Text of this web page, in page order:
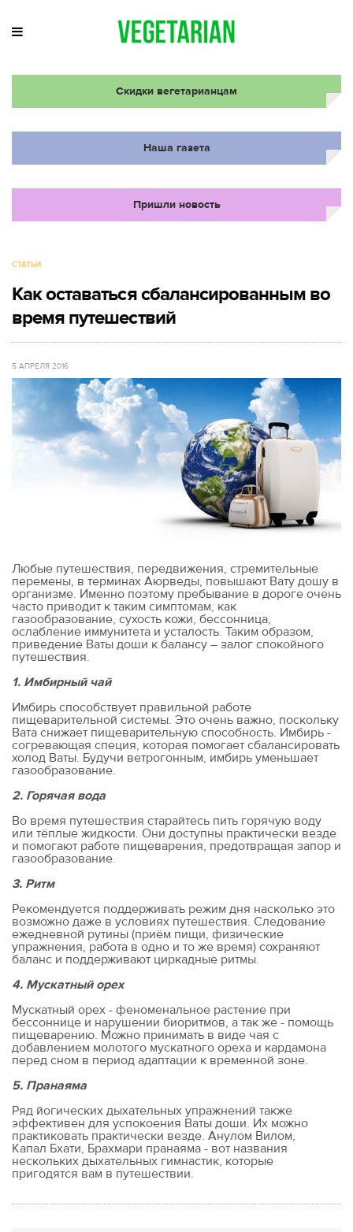
Скидки вегетарианцам
Наша газета
Пришли новость
СТАТЬИ
Как оставаться сбалансированным во
время путешествий
5 АПРЕЛЯ 2016
Любые путешествия, передвижения, стремительные
перемены, в терминах Аюрведы, повышают Вату дошу в
организме. Именно поэтому пребывание в дороге очень
часто приводит к таким симптомам, как
газообразование, сухость кожи, бессонница,
ослабление иммунитета и усталость. Таким образом,
приведение Ваты доши к балансу – залог спокойного
путешествия.
1. Имбирный чай
Имбирь способствует правильной работе
пищеварительной системы. Это очень важно, поскольку
Вата снижает пищеварительную способность. Имбирь -
согревающая специя, которая помогает сбалансировать
холод Ваты. Будучи ветрогонным, имбирь уменьшает
газообразование.
2. Горячая вода
Во время путешествия старайтесь пить горячую воду
или тёплые жидкости. Они доступны практически везде
и помогают работе пищеварения, предотвращая запор и
газообразование.
3. Ритм
Рекомендуется поддерживать режим дня насколько это
возможно даже в условиях путешествия. Следование
ежедневной рутины (приём пищи, физические
упражнения, работа в одно и то же время) сохраняют
баланс и поддерживают циркадные ритмы.
4. Мускатный орех
Мускатный орех - феноменальное растение при
бессоннице и нарушении биоритмов, а так же - помощь
пищеварению. Можно принимать в виде чая с
добавлением молотого мускатного ореха и кардамона
перед сном в период адаптации к временной зоне.
5. Пранаяма
Ряд йогических дыхательных упражнений также
эффективен для успокоения Ваты доши. Их можно
практиковать практически везде. Анулом Вилом,
Капал Бхати, Брахмари пранаяма - вот названия
нескольких дыхательных гимнастик, которые
пригодятся вам в путешествии.